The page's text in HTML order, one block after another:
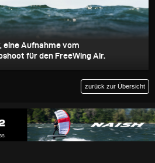
eine Aufnahme vom
für den FreeWing Air.
zurück zur Übersicht